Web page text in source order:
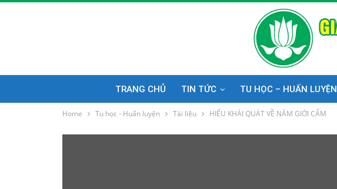
TRANG CHỦ TIN TỨC TU HỌC – HUẤN LUYỆN
Home Tu học - Huấn luyện Tài liệu HIỂU KHÁI QUÁT VỀ NĂM GIỚI CẤM